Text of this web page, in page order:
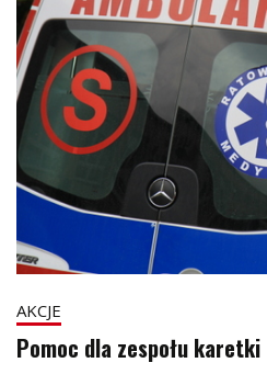
AKCJE
Pomoc dla zespołu karetki